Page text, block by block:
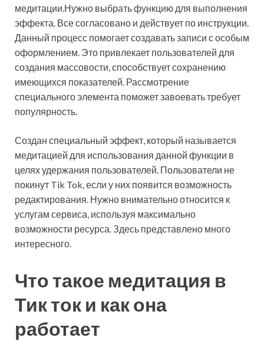
медитации.Нужно выбрать функцию для выполнения
эффекта. Все согласовано и действует по инструкции.
Данный процесс помогает создавать записи с особым
оформлением. Это привлекает пользователей для
создания массовости, способствует сохранению
имеющихся показателей. Рассмотрение
специального элемента поможет завоевать требует
популярность.
Создан специальный эффект, который называется
медитацией для использования данной функции в
целях удержания пользователей. Пользователи не
покинут Tik Tok, если у них появится возможность
редактирования. Нужно внимательно относится к
услугам сервиса, используя максимально
возможности ресурса. Здесь представлено много
интересного.
Что такое медитация в
Тик ток и как она
работает